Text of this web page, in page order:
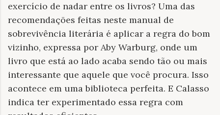
exercício de nadar entre os livros? Uma das
recomendações feitas neste manual de
sobrevivência literária é aplicar a regra do bom
vizinho, expressa por Aby Warburg, onde um
livro que está ao lado acaba sendo tão ou mais
interessante que aquele que você procura. Isso
acontece em uma biblioteca perfeita. E Calasso
indica ter experimentado essa regra com